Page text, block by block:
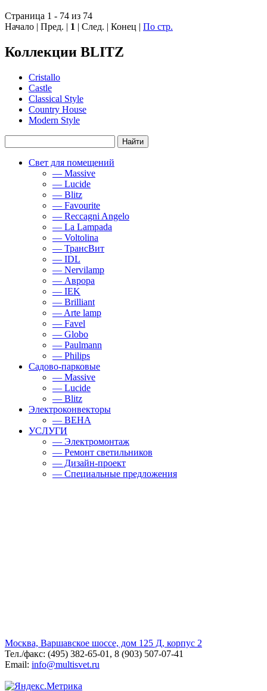
Страница 1 - 74 из 74
Начало | Пред. | 1 | След. | Конец | По стр.
Коллекции BLITZ
Cristallo
Castle
Classical Style
Country House
Modern Style
Свет для помещений
— Massive
— Lucide
— Blitz
— Favourite
— Reccagni Angelo
— La Lampada
— Voltolina
— ТрансВит
— IDL
— Nervilamp
— Аврора
— IEK
— Brilliant
— Arte lamp
— Favel
— Globo
— Paulmann
— Philips
Садово-парковые
— Massive
— Lucide
— Blitz
Электроконвекторы
— BEHA
УСЛУГИ
— Электромонтаж
— Ремонт светильников
— Дизайн-проект
— Специальные предложения
Москва, Варшавское шоссе, дом 125 Д, корпус 2
Тел./факс: (495) 382-65-01, 8 (903) 507-07-41
Email: info@multisvet.ru